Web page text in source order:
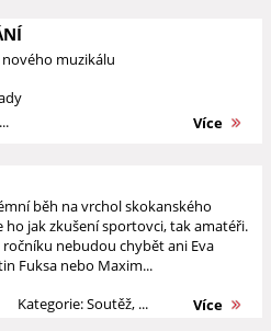
muzikálu
Více
běh na vrchol skokanského
ho jak zkušení sportovci, tak amatéři.
nebudou chybět ani Eva
Fuksa nebo Maxim...
Kategorie: Soutěž, ... Více